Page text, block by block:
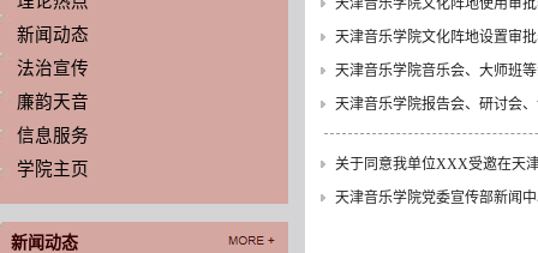
新闻动态
法治宣传
廉韵天音
信息服务
学院主页
新闻动态
天津音乐学院文化阵地使用审
天津音乐学院文化阵地设置审
天津音乐学院音乐会、大师班
天津音乐学院报告会、研讨会
关于同意我单位XXX受邀在天
天津音乐学院党委宣传部新闻